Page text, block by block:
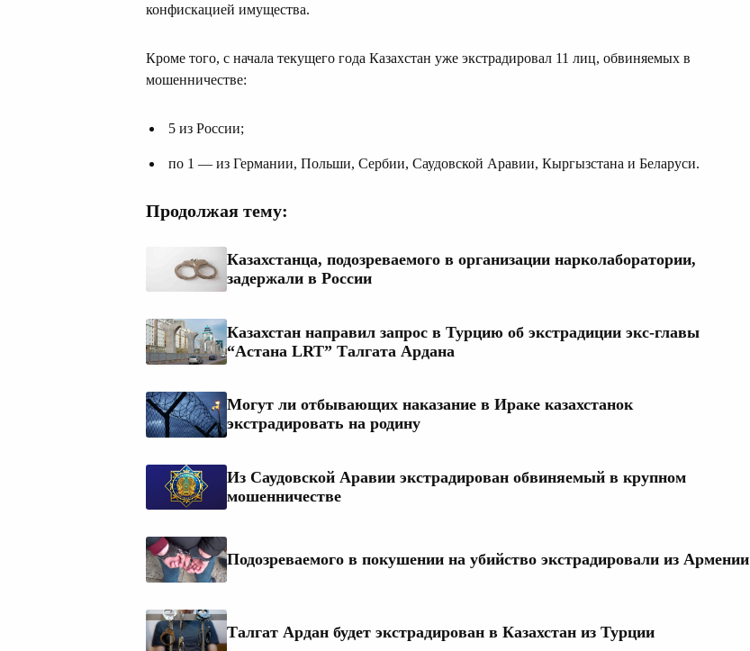
конфискацией имущества.
Кроме того, с начала текущего года Казахстан уже экстрадировал 11 лиц, обвиняемых в
мошенничестве:
5 из России;
по 1 — из Германии, Польши, Сербии, Саудовской Аравии, Кыргызстана и Беларуси.
Продолжая тему:
Казахстанца, подозреваемого в организации нарколаборатории,
задержали в России
Казахстан направил запрос в Турцию об экстрадиции экс-главы
“Астана LRT” Талгата Ардана
Могут ли отбывающих наказание в Ираке казахстанок
экстрадировать на родину
Из Саудовской Аравии экстрадирован обвиняемый в крупном
мошенничестве
Подозреваемого в покушении на убийство экстрадировали из Армении
Талгат Ардан будет экстрадирован в Казахстан из Турции